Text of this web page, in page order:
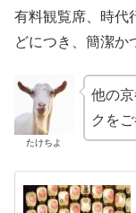
有料観覧席、時代
どにつき、簡潔か
たけちよ
他の
クを